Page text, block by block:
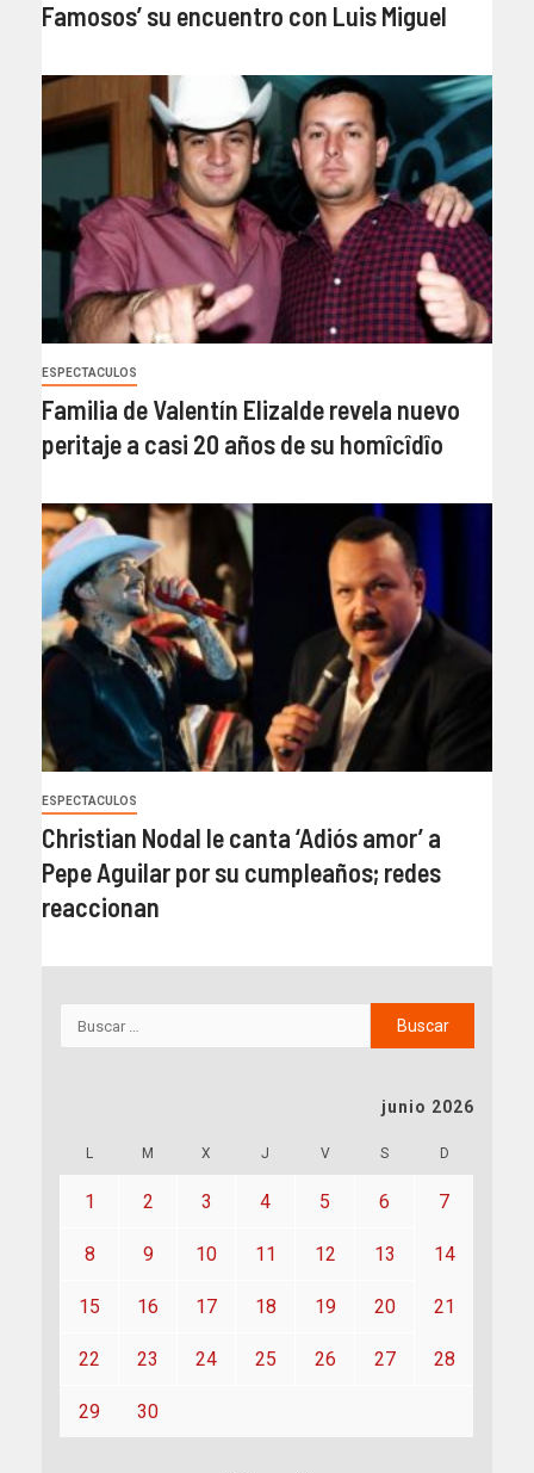
Famosos’ su encuentro con Luis Miguel
ESPECTACULOS
Familia de Valentín Elizalde revela nuevo
peritaje a casi 20 años de su homîcîdîo
ESPECTACULOS
Christian Nodal le canta ‘Adiós amor’ a
Pepe Aguilar por su cumpleaños; redes
reaccionan
junio 2026
L M X J V S D
1 2 3 4 5 6 7
8 9 10 11 12 13 14
15 16 17 18 19 20 21
22 23 24 25 26 27 28
29 30